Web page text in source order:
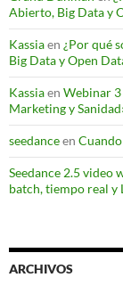
Abierto, Big Data y
Kassiaen ¿Por qué
Big Data y Open
Kassiaen Webinar 3
Marketing y
seedanceen
Seedance 2.5 video
batch, tiempo real y
ARCHIVOS